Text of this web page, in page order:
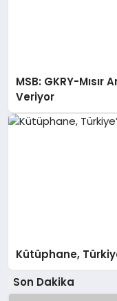
MSB: GKRY-Mısır
Veriyor
Kütüphane,
Son Dakika